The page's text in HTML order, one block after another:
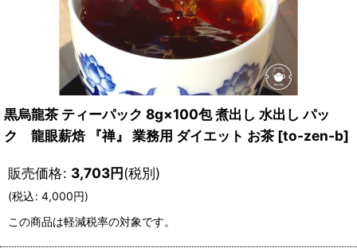
黒烏龍茶 ティーパック 8g×100包 煮出し 水出し パッ
ク 龍眼薪焙 『禅』 業務用 ダイエット お茶 [to-zen-b]
販売価格: 3,703円(税別)
(税込: 4,000円)
この商品は軽減税率の対象です。